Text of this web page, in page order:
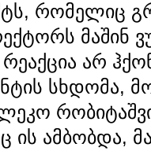
რომელიც
მაშინ
რეაქცია არ
სხდომა,
ის ამბობდა,